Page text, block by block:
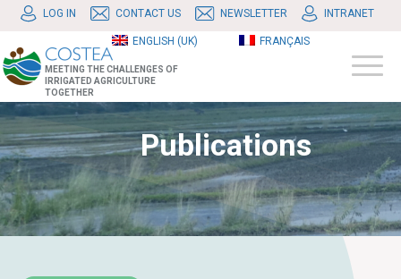
LOG IN CONTACT US NEWSLETTER INTRANET
ENGLISH (UK) FRANÇAIS
MEETING THE CHALLENGES OF
IRRIGATED AGRICULTURE
TOGETHER
Publications